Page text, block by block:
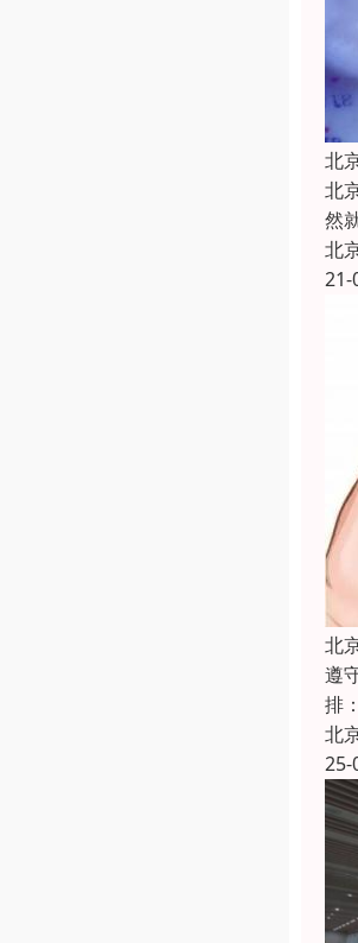
北
北
然
北
21-
北
遵
排
北
25-